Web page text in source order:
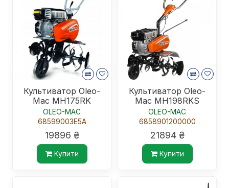
Культиватор Oleo-
Mac MH175RK
OLEO-MAC
68599003E5A
19896 ₴
Купити
Культиватор Oleo-
Mac MH198RKS
OLEO-MAC
6858901200000
21894 ₴
Купити